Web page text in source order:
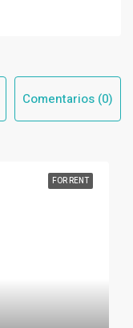
Comentarios (0)
FOR RENT